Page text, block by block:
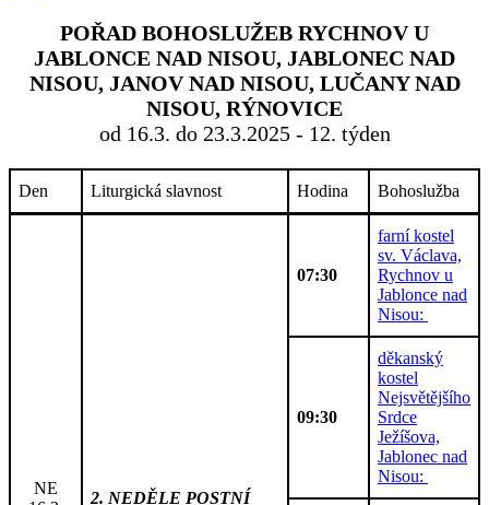
POŘAD BOHOSLUŽEB RYCHNOV U
JABLONCE NAD NISOU, JABLONEC NAD
NISOU, JANOV NAD NISOU, LUČANY NAD
NISOU, RÝNOVICE
od 16.3. do 23.3.2025 - 12. týden
Den Liturgická slavnost Hodina Bohoslužba
NE
2. NEDĚLE POSTNÍ
07:30
farní kostel
sv. Václava,
Rychnov u
Jablonce nad
Nisou:
09:30
děkanský
kostel
Nejsvětějšího
Srdce
Ježíšova,
Jablonec nad
Nisou: